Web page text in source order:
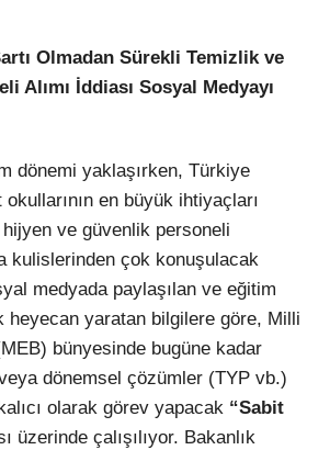
Olmadan Sürekli Temizlik ve
Alımı İddiası Sosyal Medyayı
dönemi yaklaşırken, Türkiye
en büyük ihtiyaçları
ve güvenlik personeli
kulislerinden çok konuşulacak
medyada paylaşılan ve eğitim
heyecan yaratan bilgilere göre, Milli
bünyesinde bugüne kadar
dönemsel çözümler (TYP vb.)
olarak görev yapacak “Sabit
üzerinde çalışılıyor. Bakanlık